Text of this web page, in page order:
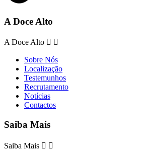
A Doce Alto
A Doce Alto  
Sobre Nós
Localização
Testemunhos
Recrutamento
Notícias
Contactos
Saiba Mais
Saiba Mais  